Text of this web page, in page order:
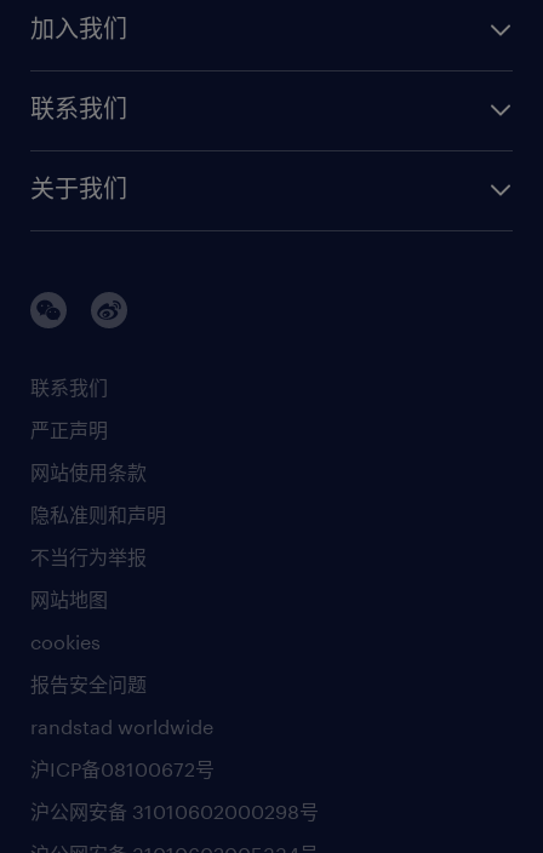
加入我们
联系我们
关于我们
联系我们
严正声明
网站使用条款
隐私准则和声明
不当行为举报
网站地图
cookies
报告安全问题
randstad worldwide
沪ICP备08100672号
沪公网安备 31010602000298号